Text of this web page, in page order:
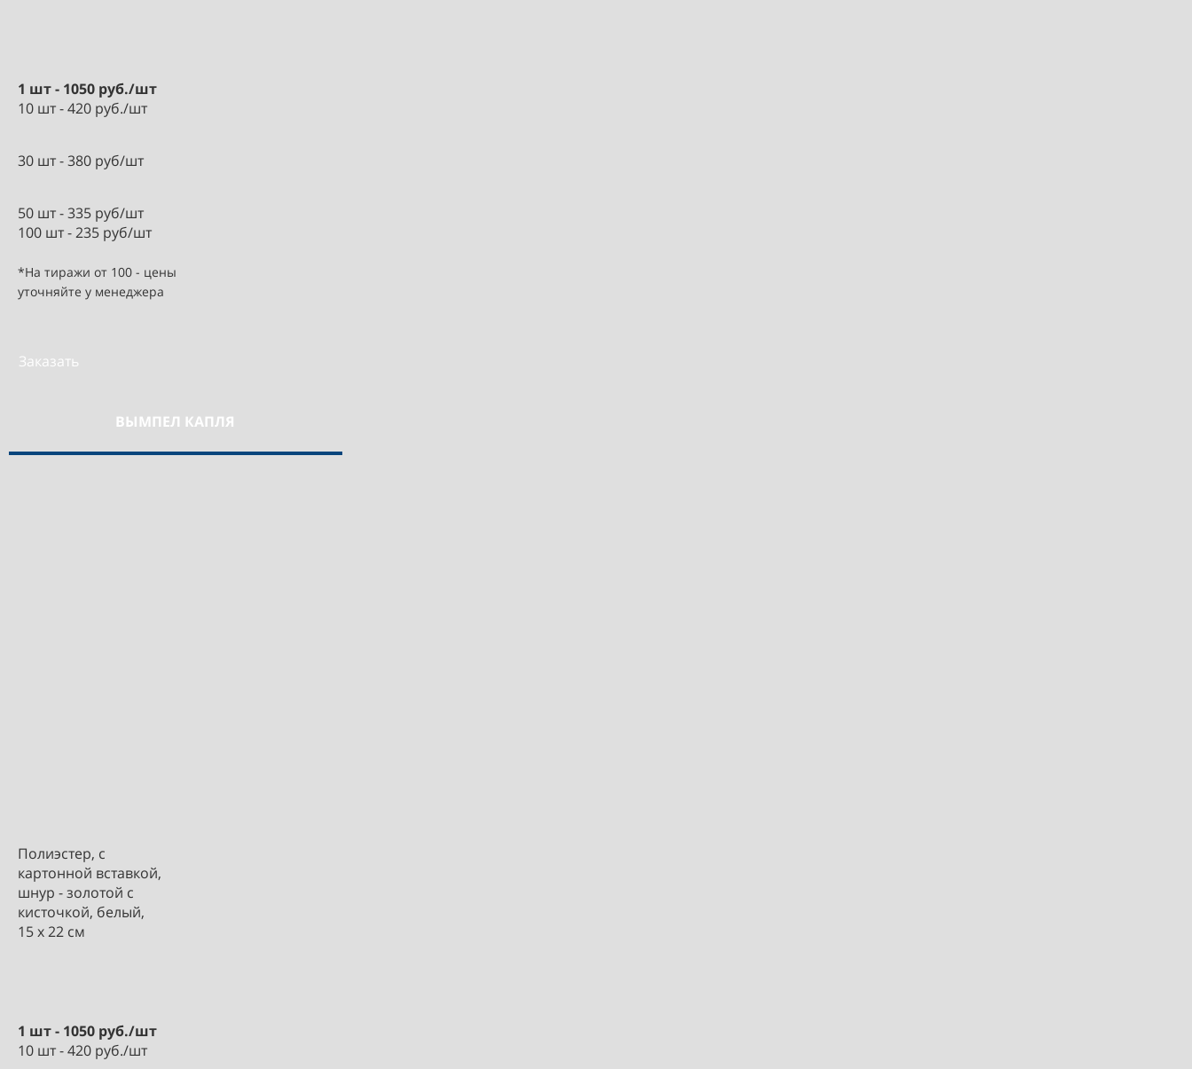
1 шт - 1050 руб./шт
10 шт - 420 руб./шт
30 шт - 380 руб/шт
50 шт - 335 руб/шт
100 шт - 235 руб/шт
*На тиражи от 100 - цены
уточняйте у менеджера
Заказать
ВЫМПЕЛ КАПЛЯ
Полиэстер, с
картонной вставкой,
шнур - золотой с
кисточкой, белый,
15 х 22 см
1 шт - 1050 руб./шт
10 шт - 420 руб./шт